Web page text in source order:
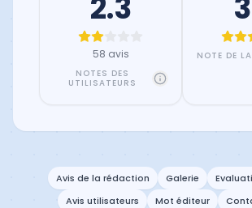
2.3
58 avis
NOTES DES
UTILISATEURS
NOTE DE
Avis de la rédaction Galerie
Avis utilisateurs
Mot éditeur